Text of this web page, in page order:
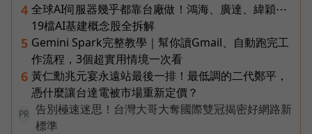
4 全球AI伺服器幾乎都靠台廠做！鴻海、廣達、緯穎⋯
19檔AI基建概念股全拆解
5 Gemini Spark完整教學｜幫你讀Gmail、自動跑完工
作流程，3個超實用情境一次看
6 黃仁勳兆元宴永遠站最後一排！最低調的二代鄭平，
憑什麼讓台達電被市場重新定價？
PR
告別極速迷思！台灣大哥大奪國際雙冠揭密好網路新
標準